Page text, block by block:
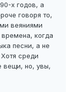
х годов, а
говоря то,
веяниями
когда
песни, а не
среди
вещи, но, увы,